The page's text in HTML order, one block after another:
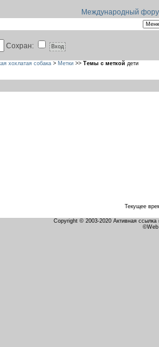
Международный
Сохран:
хохлатая собака > Метки >> Темы с меткой дети
Текущее
Copyright © 2003-2020 Активная ссылка